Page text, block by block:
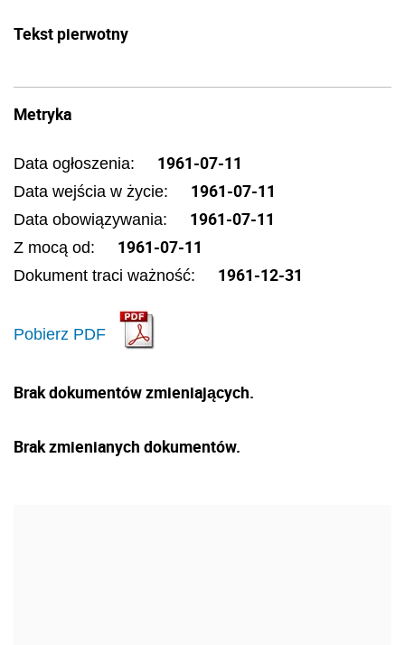
Tekst pierwotny
Metryka
Data ogłoszenia: 1961-07-11
Data wejścia w życie: 1961-07-11
Data obowiązywania: 1961-07-11
Z mocą od: 1961-07-11
Dokument traci ważność: 1961-12-31
Pobierz PDF
Brak dokumentów zmieniających.
Brak zmienianych dokumentów.